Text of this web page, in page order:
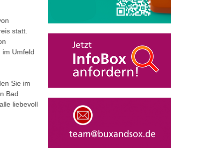
statt.
im Umfeld
Sie im
Bad
liebevoll